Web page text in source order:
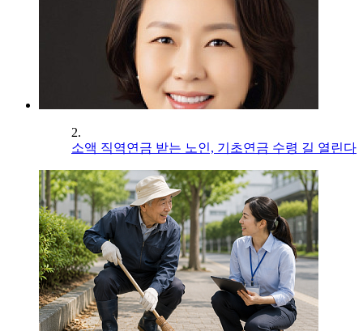
2.
소액 직역연금 받는 노인, 기초연금 수령 길 열린다